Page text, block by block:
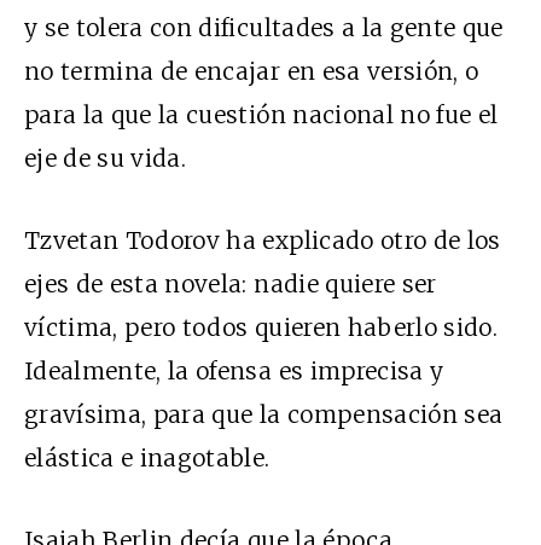
y se tolera con dificultades a la gente que
no termina de encajar en esa versión, o
para la que la cuestión nacional no fue el
eje de su vida.
Tzvetan Todorov ha explicado otro de los
ejes de esta novela: nadie quiere ser
víctima, pero todos quieren haberlo sido.
Idealmente, la ofensa es imprecisa y
gravísima, para que la compensación sea
elástica e inagotable.